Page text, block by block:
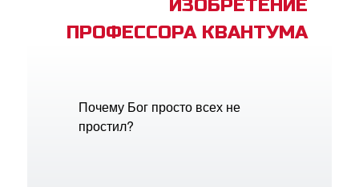
ИЗОБРЕТЕНИЕ
ПРОФЕССОРА КВАНТУМА
Почему Бог просто всех не
простил?